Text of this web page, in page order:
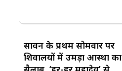
सावन के प्रथम सोमवार पर
शिवालयों में उमड़ा आस्था का